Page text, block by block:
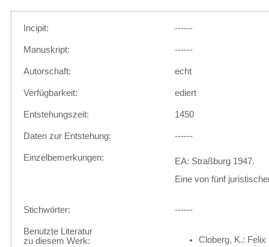
Incipit: ------
Manuskript: ------
Autorschaft: echt
Verfügbarkeit: ediert
Entstehungszeit: 1450
Daten zur Entstehung: ------
Einzelbemerkungen:
EA: Straßburg 1947.
Eine von fünf
Stichwörter: ------
Benutzte Literatur
zu diesem Werk:
Cloberg, K.: